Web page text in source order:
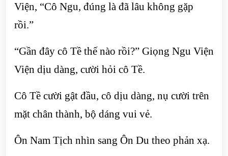
Viện, “Cô Ngu, đúng là đã lâu không gặp
rồi.”
“Gần đây cô Tề thế nào rồi?” Giọng Ngu Viện
Viện dịu dàng, cười hỏi cô Tề.
Cô Tề cười gật đầu, cô dịu dàng, nụ cười trên
mặt chân thành, bộ dáng vui vẻ.
Ôn Nam Tịch nhìn sang Ôn Du theo phản xạ.